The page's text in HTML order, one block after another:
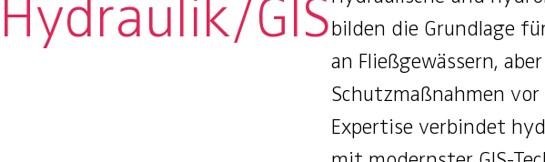
Hydraulik/GISbilden die Grundlage
an Fließgewässern,
Schutzmaßnahmen vor
Expertise verbindet